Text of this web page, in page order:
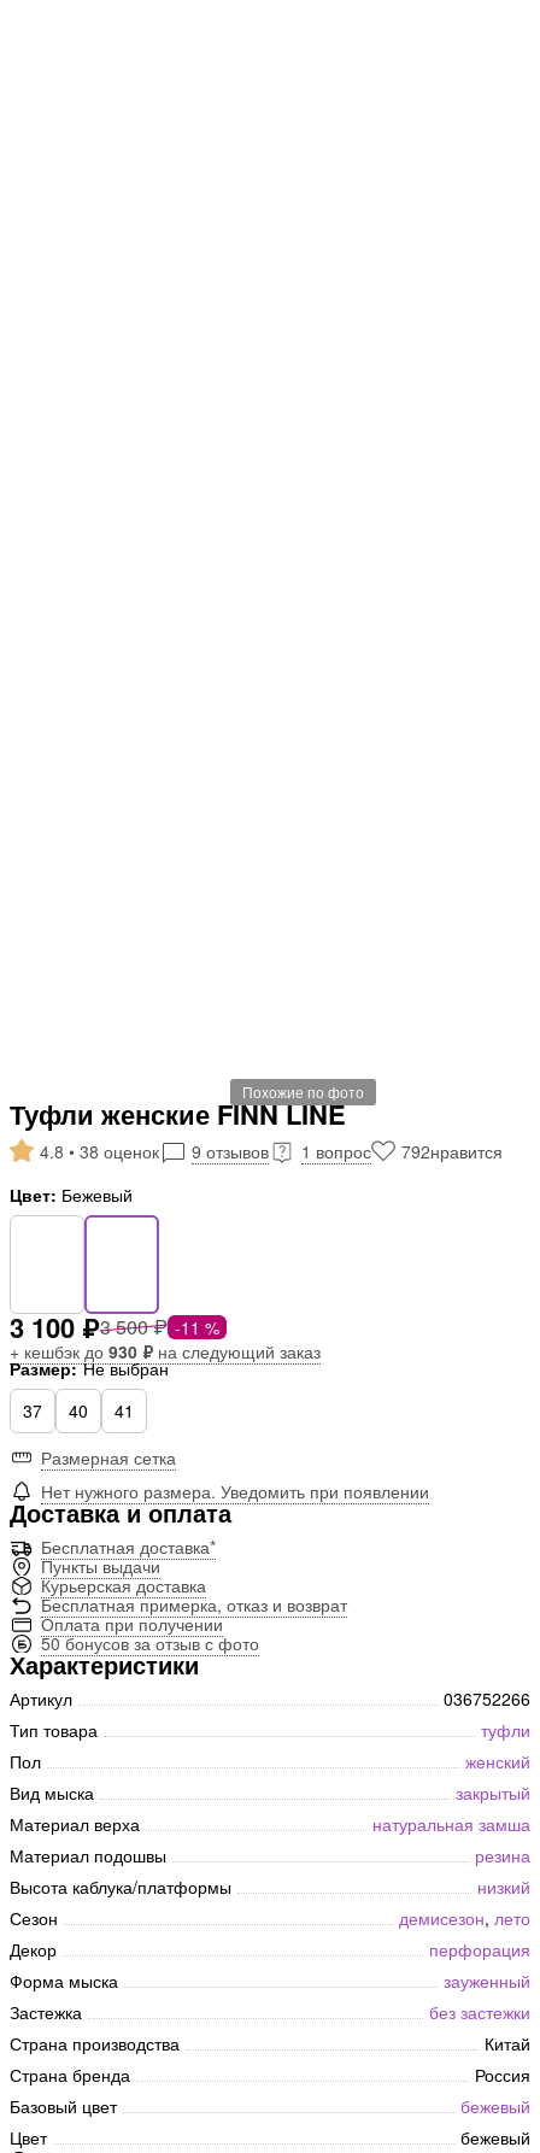
Похожие по фото
Туфли женские FINN LINE
4.8 • 38 оценок 9 отзывов 1 вопрос 792нравится
Цвет: Бежевый
3 500 ₽ -11 %
3 100 ₽
+ кешбэк до 930 ₽ на следующий заказ
Размер: Не выбран
37
40
41
Размерная сетка
Нет нужного размера. Уведомить при появлении
Доставка и оплата
Бесплатная доставка*
Пункты выдачи
Курьерская доставка
Бесплатная примерка, отказ и возврат
Оплата при получении
50 бонусов за отзыв с фото
Характеристики
Артикул
036752266
Тип товара
туфли
Пол
женский
Вид мыска
закрытый
Материал верха
натуральная замша
Материал подошвы
резина
Высота каблука/платформы
низкий
Сезон
демисезон, лето
Декор
перфорация
Форма мыска
зауженный
Застежка
без застежки
Страна производства
Китай
Страна бренда
Россия
Базовый цвет
бежевый
Цвет
бежевый